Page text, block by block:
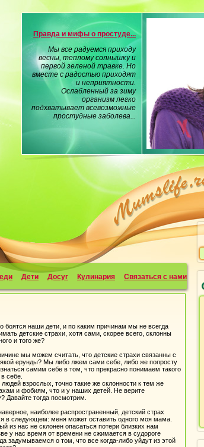
Правда и мифы о простуде...
Мы все радуемся приходу
весны, теплому солнышку и
первой зеленой травке. Но
вместе с радостью приходят
и неприятности.
Ослабленный за зиму
организм легко
подхватывает всевозможные
простудные заболева...
Дети Досуг Кулинария Связаться с нами
боятся наши дети, и по каким причинам мы не всегда
детские страхи, хотя сами, скорее всего, склонны
и того же?
мы можем считать, что детские страхи связанны с
ерунды? Мы либо лжем сами себе, либо же попросту
самим себе в том, что прекрасно понимаем такого
себе.
взрослых, точно такие же склонности к тем же
и фобиям, что и у наших детей. Не верите
Давайте тогда посмотрим.
наиболее распространенный, детский страх
в следующем: меня может оставить одного моя мама.
из нас не склонен опасаться потери близких нам
у нас время от времени не сжимается в судороге
задумываемся о том, что все когда-либо уйдут из этой